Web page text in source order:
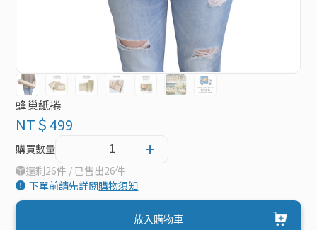
蜂巢紙捲
NT＄499
購買數量
還剩26件 / 已售出26件
下單前請先詳閱購物須知
放入購物車